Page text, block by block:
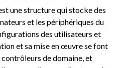
une structure qui stocke des
et les périphériques du
des utilisateurs et
et sa mise en œuvre se font
de domaine, et